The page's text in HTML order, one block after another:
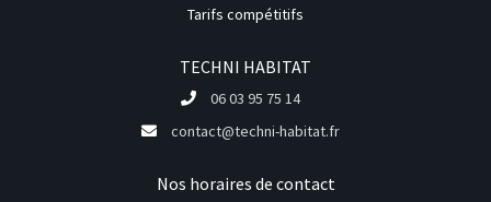
Tarifs compétitifs
TECHNI HABITAT
06 03 95 75 14
contact@techni-habitat.fr
Nos horaires de contact